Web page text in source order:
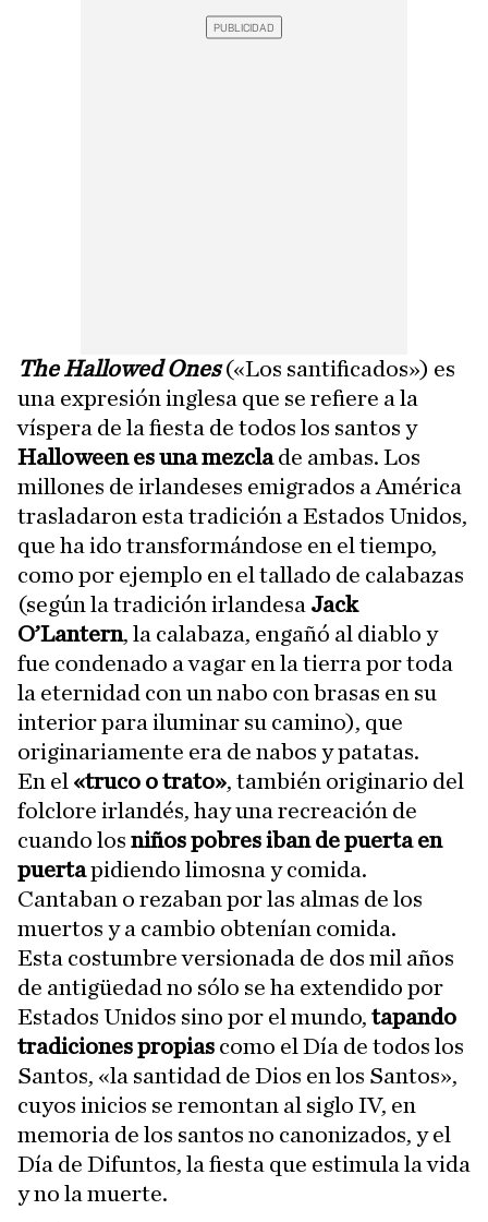
The Hallowed Ones(«Los santificados») es
una expresión inglesa que se refiere a la
víspera de la fiesta de todos los santos y
Halloween es una mezclade ambas. Los
millones de irlandeses emigrados a América
trasladaron esta tradición a Estados Unidos,
que ha ido transformándose en el tiempo,
como por ejemplo en el tallado de calabazas
(según la tradición irlandesa Jack
O’Lantern, la calabaza, engañó al diablo y
fue condenado a vagar en la tierra por toda
la eternidad con un nabo con brasas en su
interior para iluminar su camino), que
originariamente era de nabos y patatas.
En el «truco o trato», también originario del
folclore irlandés, hay una recreación de
cuando los niños pobres iban de puerta en
puertapidiendo limosna y comida.
Cantaban o rezaban por las almas de los
muertos y a cambio obtenían comida.
Esta costumbre versionada de dos mil años
de antigüedad no sólo se ha extendido por
Estados Unidos sino por el mundo, tapando
tradiciones propias como el Día de todos los
Santos, «la santidad de Dios en los Santos»,
cuyos inicios se remontan al siglo IV, en
memoria de los santos no canonizados, y el
Día de Difuntos, la fiesta que estimula la vida
y no la muerte.